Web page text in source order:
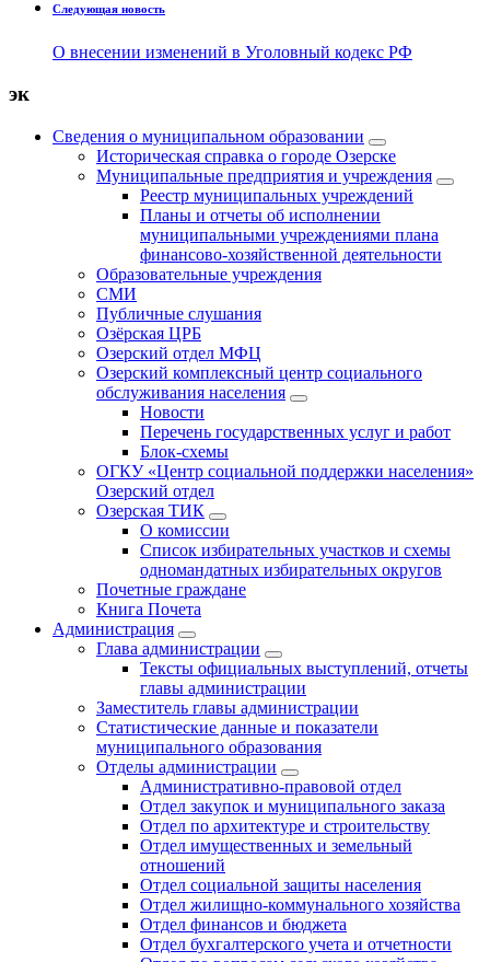
Следующая новость
О внесении изменений в Уголовный кодекс РФ
эк
Сведения о муниципальном образовании
Историческая справка о городе Озерске
Муниципальные предприятия и учреждения
Реестр муниципальных учреждений
Планы и отчеты об исполнении
муниципальными учреждениями плана
финансово-хозяйственной деятельности
Образовательные учреждения
СМИ
Публичные слушания
Озёрская ЦРБ
Озерский отдел МФЦ
Озерский комплексный центр социального
обслуживания населения
Новости
Перечень государственных услуг и работ
Блок-схемы
ОГКУ «Центр социальной поддержки населения»
Озерский отдел
Озерская ТИК
О комиссии
Список избирательных участков и схемы
одномандатных избирательных округов
Почетные граждане
Книга Почета
Администрация
Глава администрации
Тексты официальных выступлений, отчеты
главы администрации
Заместитель главы администрации
Статистические данные и показатели
муниципального образования
Отделы администрации
Административно-правовой отдел
Отдел закупок и муниципального заказа
Отдел по архитектуре и строительству
Отдел имущественных и земельный
отношений
Отдел социальной защиты населения
Отдел жилищно-коммунального хозяйства
Отдел финансов и бюджета
Отдел бухгалтерского учета и отчетности